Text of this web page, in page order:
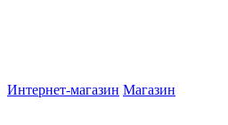
Интернет-магазин Магазин